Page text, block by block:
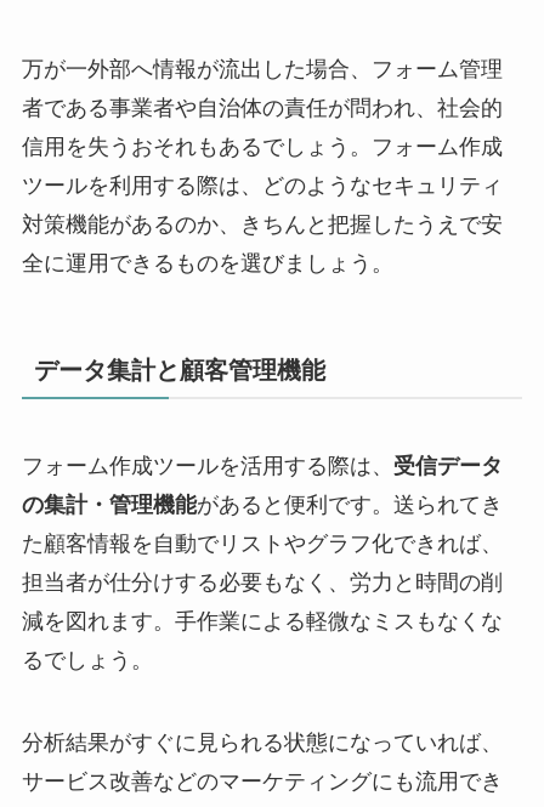
万が一外部へ情報が流出した場合、フォーム管理
者である事業者や自治体の責任が問われ、社会的
信用を失うおそれもあるでしょう。フォーム作成
ツールを利用する際は、どのようなセキュリティ
対策機能があるのか、きちんと把握したうえで安
全に運用できるものを選びましょう。
データ集計と顧客管理機能
フォーム作成ツールを活用する際は、 受信データ
の集計・管理機能があると便利です。送られてき
た顧客情報を自動でリストやグラフ化できれば、
担当者が仕分けする必要もなく、労力と時間の削
減を図れます。手作業による軽微なミスもなくな
るでしょう。
分析結果がすぐに見られる状態になっていれば、
サービス改善などのマーケティングにも流用でき